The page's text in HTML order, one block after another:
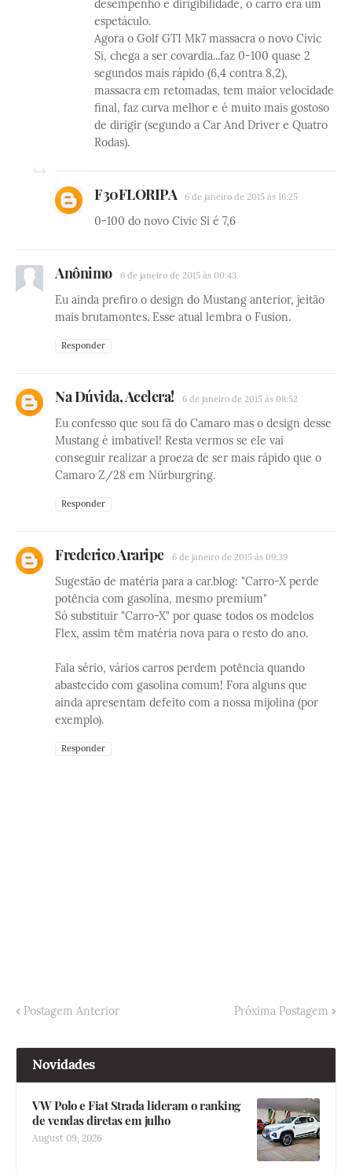
desempenho e dirigibilidade, o carro era um
espetáculo.
Agora o Golf GTI Mk7 massacra o novo Civic
Si, chega a ser covardia...faz 0-100 quase 2
segundos mais rápido (6,4 contra 8,2),
massacra em retomadas, tem maior velocidade
final, faz curva melhor e é muito mais gostoso
de dirigir (segundo a Car And Driver e Quatro
Rodas).
F30FLORIPA 6 de janeiro de 2015 às 16:25
0-100 do novo Civic Si é 7,6
Anônimo 6 de janeiro de 2015 às 00:43
Eu ainda prefiro o design do Mustang anterior, jeitão
mais brutamontes. Esse atual lembra o Fusion.
Responder
Na Dúvida, Acelera! 6 de janeiro de 2015 às 08:52
Eu confesso que sou fã do Camaro mas o design desse
Mustang é imbatível! Resta vermos se ele vai
conseguir realizar a proeza de ser mais rápido que o
Camaro Z/28 em Nürburgring.
Responder
Frederico Araripe 6 de janeiro de 2015 às 09:39
Sugestão de matéria para a car.blog: "Carro-X perde
potência com gasolina, mesmo premium"
Só substituir "Carro-X" por quase todos os modelos
Flex, assim têm matéria nova para o resto do ano.
Fala sério, vários carros perdem potência quando
abastecido com gasolina comum! Fora alguns que
ainda apresentam defeito com a nossa mijolina (por
exemplo).
Responder
Postagem Anterior Próxima Postagem
Novidades
VW Polo e Fiat Strada lideram o ranking
de vendas diretas em julho
August 09, 2026